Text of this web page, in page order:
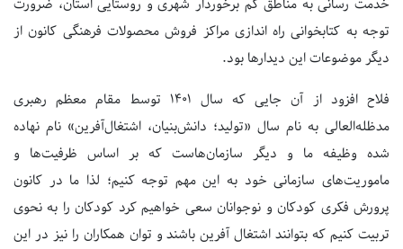
توجه به کتابخوانی راه اندازی مراکز فروش محصولات فرهنگی کانون از
دیگر موضوعات این دیدارها بود.
فلاح افزود از آن جایی که سال ۱۴۰۱ توسط مقام معظم رهبری
مدظله‌العالی به نام سال «تولید؛ دانش‌بنیان، اشتغال‌آفرین» نام نهاده
شده وظیفه ما و دیگر سازمان‌هاست که بر اساس ظرفیت‌ها و
ماموریت‌های سازمانی خود به این مهم توجه کنیم؛ لذا ما در کانون
پرورش فکری کودکان و نوجوانان سعی خواهیم کرد کودکان را به نحوی
تربیت کنیم که بتوانند اشتغال آفرین باشند و توان همکاران را نیز در این